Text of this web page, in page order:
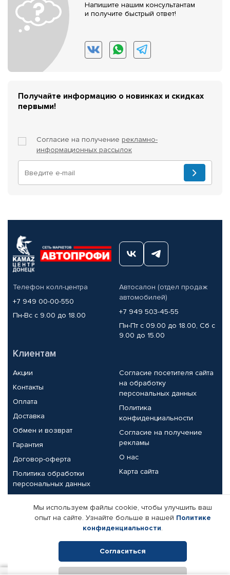
Напишите нашим консультантам
и получите быстрый ответ!
Получайте информацию о новинках и скидках
первыми!
Согласие на получение рекламно-
информационных рассылок
Телефон колл-центра
+7 949 00-00-550
Пн-Вс с 9.00 до 18.00
Автосалон (отдел продаж
автомобилей)
+7 949 503-45-55
Пн-Пт с 09.00 до 18.00, Сб с
9.00 до 15.00
Клиентам
Акции
Контакты
Оплата
Доставка
Обмен и возврат
Гарантия
Договор-оферта
Политика обработки
персональных данных
Согласие посетителя сайта
на обработку
персональных данных
Политика
конфиденциальности
Согласие на получение
рекламы
О нас
Карта сайта
Партнерам
Корпоративным клиентам
Поставщикам
Реквизиты компании
Мы используем файлы cookie, чтобы улучшить ваш
опыт на сайте. Узнайте больше в нашей Политике
конфиденциальности.
Согласиться